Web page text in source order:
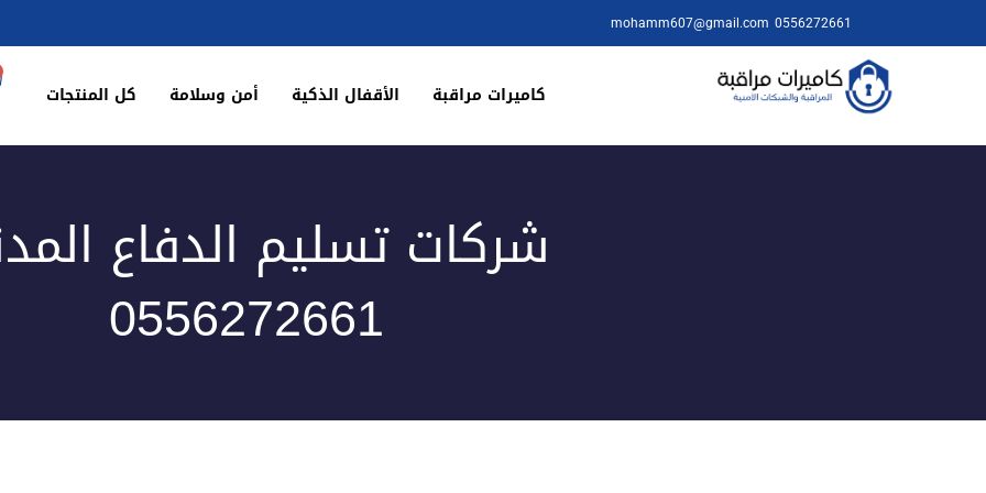
0556272661
mohamm607@gmail.com
كاميرات مراقبة الأقفال الذكية أمن وسلامة كل المنتجات
شركات تسليم الدفاع
0556272661